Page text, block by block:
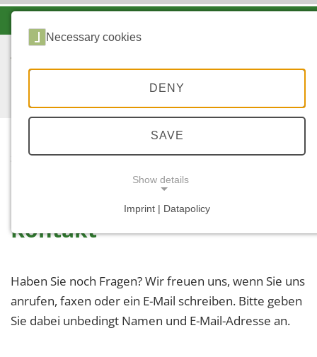
STARTSEITE
...
KONTAKT
Kontakt
Haben Sie noch Fragen? Wir freuen uns, wenn Sie uns
anrufen, faxen oder ein E-Mail schreiben. Bitte geben
Sie dabei unbedingt Namen und E-Mail-Adresse an.
Necessary cookies
DENY
SAVE
Show details
Imprint | Datapolicy